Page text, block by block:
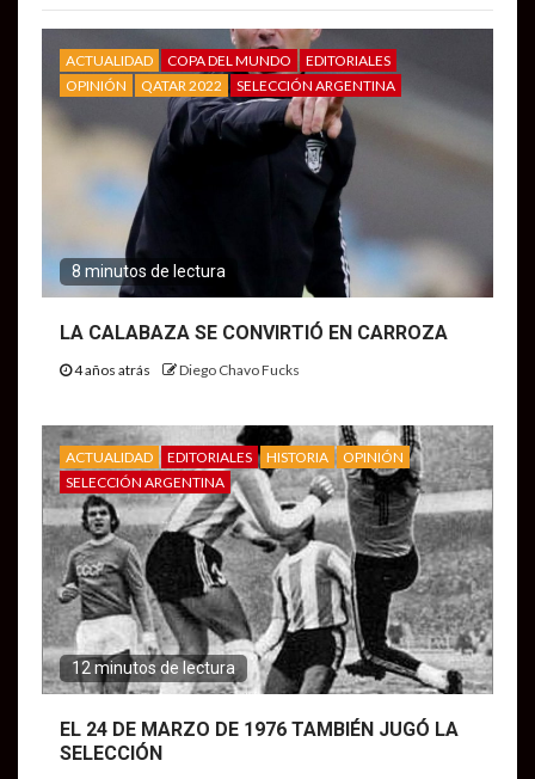
ACTUALIDAD COPA DEL MUNDO
EDITORIALES
OPINIÓN
QATAR 2022 SELECCIÓN ARGENTINA
8 minutos de lectura
LA CALABAZA SE CONVIRTIÓ EN CARROZA
4 años atrás Diego Chavo Fucks
ACTUALIDAD EDITORIALES HISTORIA
OPINIÓN
SELECCIÓN ARGENTINA
12 minutos de lectura
EL 24 DE MARZO DE 1976 TAMBIÉN JUGÓ LA
SELECCIÓN